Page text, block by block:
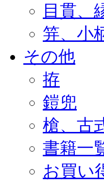
目貫、
笄、小
その他
拵
鎧兜
槍、古
書籍一
お買い